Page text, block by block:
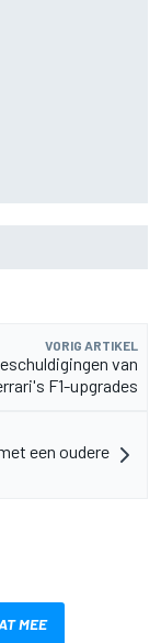
VORIG ARTIKEL
van
F1-upgrades
een oudere
MEE